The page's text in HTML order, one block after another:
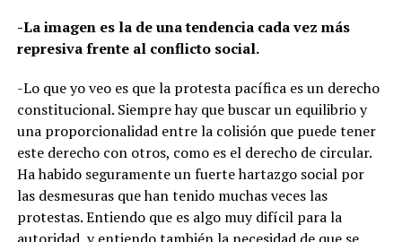
-La imagen es la de una tendencia cada vez más
represiva frente al conflicto social.
-Lo que yo veo es que la protesta pacífica es un derecho
constitucional. Siempre hay que buscar un equilibrio y
una proporcionalidad entre la colisión que puede tener
este derecho con otros, como es el derecho de circular.
Ha habido seguramente un fuerte hartazgo social por
las desmesuras que han tenido muchas veces las
protestas. Entiendo que es algo muy difícil para la
autoridad, y entiendo también la necesidad de que se